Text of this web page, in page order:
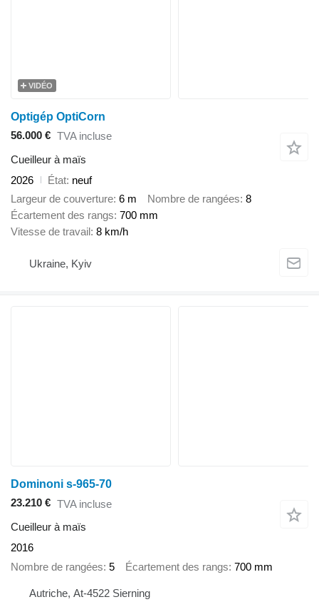
VIDÉO
Optigép OptiCorn
56.000 € TVA incluse
Cueilleur à maïs
2026
État neuf
Largeur de couverture 6 m Nombre de rangées 8
Écartement des rangs 700 mm
Vitesse de travail 8 km/h
Ukraine, Kyiv
Dominoni s-965-70
23.210 € TVA incluse
Cueilleur à maïs
2016
Nombre de rangées 5 Écartement des rangs 700 mm
Autriche, At-4522 Sierning